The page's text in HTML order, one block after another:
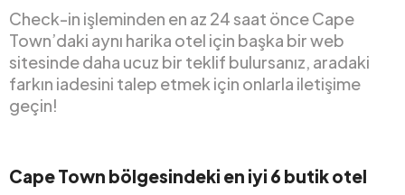
Check-in işleminden en az 24 saat önce Cape
Town’daki aynı harika otel için başka bir web
sitesinde daha ucuz bir teklif bulursanız, aradaki
farkın iadesini talep etmek için onlarla iletişime
geçin!
Cape Town bölgesindeki en iyi 6 butik otel